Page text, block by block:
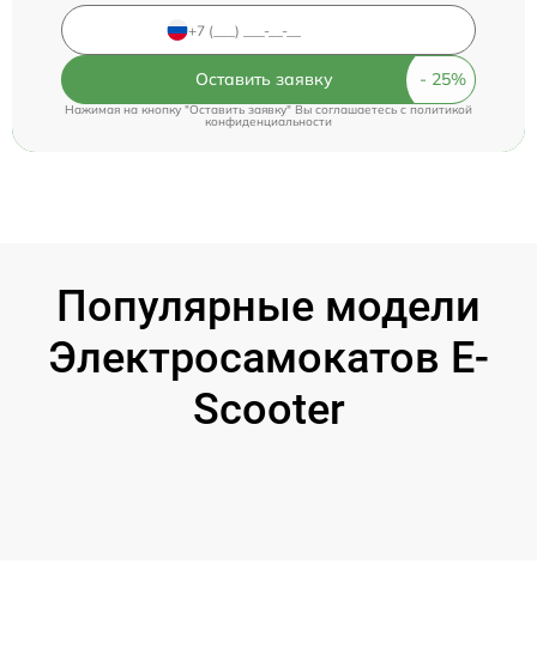
Оставить заявку
Нажимая на кнопку "Оставить заявку" Вы соглашаетесь cполитикой
конфиденциальности
Популярные модели
Электросамокатов E-
Scooter